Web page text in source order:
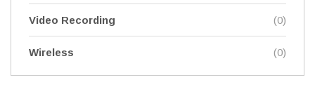
Video Recording (0)
Wireless (0)